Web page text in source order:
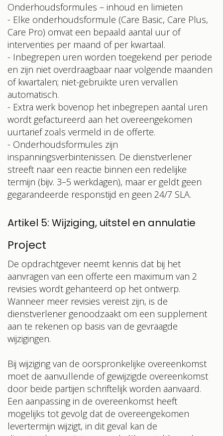
Onderhoudsformules – inhoud en limieten
- Elke onderhoudsformule (Care Basic, Care Plus,
Care Pro) omvat een bepaald aantal uur of
interventies per maand of per kwartaal.
- Inbegrepen uren worden toegekend per periode
en zijn niet overdraagbaar naar volgende maanden
of kwartalen; niet-gebruikte uren vervallen
automatisch.
- Extra werk bovenop het inbegrepen aantal uren
wordt gefactureerd aan het overeengekomen
uurtarief zoals vermeld in de offerte.
- Onderhoudsformules zijn
inspanningsverbintenissen. De dienstverlener
streeft naar een reactie binnen een redelijke
termijn (bijv. 3–5 werkdagen), maar er geldt geen
gegarandeerde responstijd en geen 24/7 SLA.
Artikel 5: Wijziging, uitstel en annulatie
Project
De opdrachtgever neemt kennis dat bij het
aanvragen van een offerte een maximum van 2
revisies wordt gehanteerd op het ontwerp.
Wanneer meer revisies vereist zijn, is de
dienstverlener genoodzaakt om een supplement
aan te rekenen op basis van de gevraagde
wijzigingen.
Bij wijziging van de oorspronkelijke overeenkomst
moet de aanvullende of gewijzigde overeenkomst
door beide partijen schriftelijk worden aanvaard.
Een aanpassing in de overeenkomst heeft
mogelijks tot gevolg dat de overeengekomen
levertermijn wijzigt, in dit geval kan de